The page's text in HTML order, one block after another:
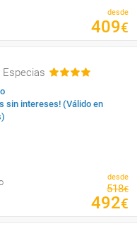
desde
409€
Especias
sin intereses! (Válido en
desde
518€
492€